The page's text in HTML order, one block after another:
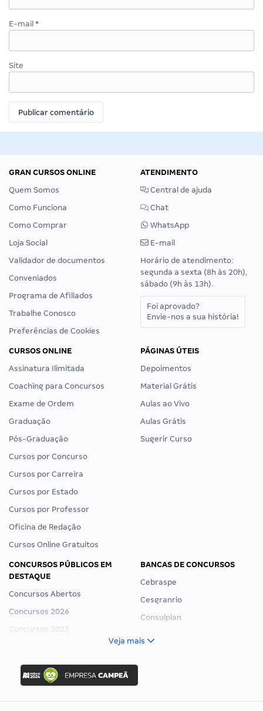
E-mail *
Site
GRAN CURSOS ONLINE
Quem Somos
Como Funciona
Como Comprar
Loja Social
Validador de documentos
Conveniados
Programa de Afiliados
Trabalhe Conosco
Preferências de Cookies
ATENDIMENTO
Central de ajuda
Chat
WhatsApp
E-mail
Horário de atendimento:
segunda a sexta (8h às 20h),
sábado (9h às 13h).
Foi aprovado?
Envie-nos a sua história!
CURSOS ONLINE
Assinatura Ilimitada
Coaching para Concursos
Exame de Ordem
Graduação
Pós-Graduação
Cursos por Concurso
Cursos por Carreira
Cursos por Estado
Cursos por Professor
Oficina de Redação
Cursos Online Gratuitos
PÁGINAS ÚTEIS
Depoimentos
Material Grátis
Aulas ao Vivo
Aulas Grátis
Sugerir Curso
CONCURSOS PÚBLICOS EM
DESTAQUE
Concursos Abertos
Concursos 2026
Concursos 2025
Concurso Ibama
Concurso MPU
Editais publicados
BANCAS DE CONCURSOS
Cebraspe
Cesgranrio
Consulplan
Veja mais